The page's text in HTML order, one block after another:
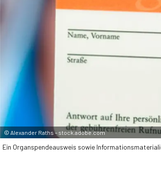
© Alexander Raths – stock.adobe.com
Ein Organspendeausweis sowie